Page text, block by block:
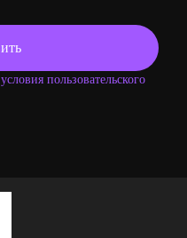
условия пользовательского